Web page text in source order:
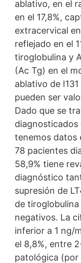
ablativo, en el
en el 17,8%,
extracervical
reflejado en el
tiroglobulina y
(Ac Tg) en el
ablativo de
pueden ser
Dado que se
diagnosticados
tenemos datos
78 pacientes
58,9% tiene
diagnóstico
supresión de
de tiroglobulina
negativos. La
inferior a 1 ng/
el 8,8%, entre
patológica (por